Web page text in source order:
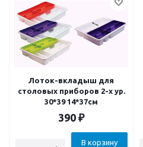
Лоток-вкладыш для
столовых приборов 2-х ур.
30*39 14*37см
390 ₽
В корзину